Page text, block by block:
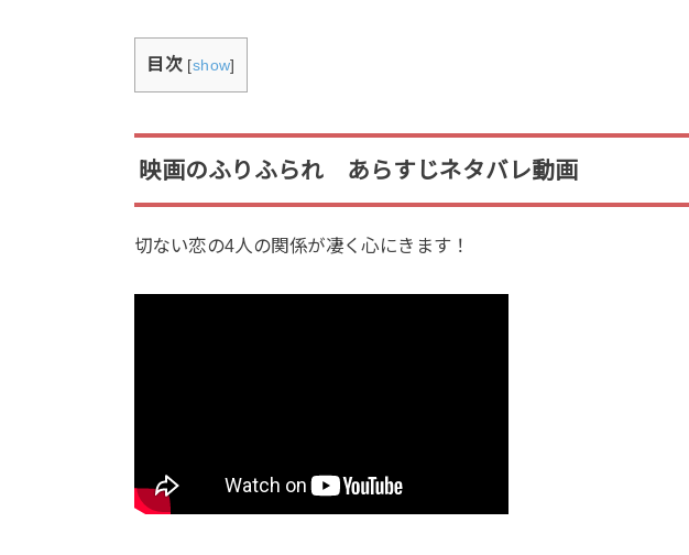
目次 [show]
映画のふりふられ あらすじネタバレ動画
切ない恋の4人の関係が凄く心にきます！